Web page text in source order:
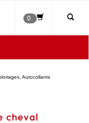
0
Autocollants
cheval